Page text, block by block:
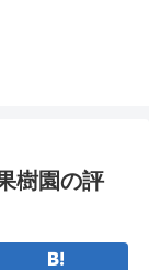
樹園の評